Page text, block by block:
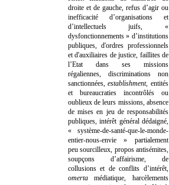
droite et de gauche, refus d’agir ou
inefficacité d’organisations et
d’intellectuels juifs, «
dysfonctionnements » d’institutions
publiques, d'ordres professionnels
et d'auxiliaires de justice, faillites de
l’Etat dans ses missions
régaliennes, discriminations non
sanctionnées,establishment, entités
et bureaucraties incontrôlés ou
oublieux de leurs missions, absence
de mises en jeu de responsabilités
publiques, intérêt général dédaigné,
« système-de-santé-que-le-monde-
entier-nous-envie » partialement
peu sourcilleux, propos antisémites,
soupçons d’affairisme, de
collusions et de conflits d’intérêt,
omertamédiatique, harcèlements